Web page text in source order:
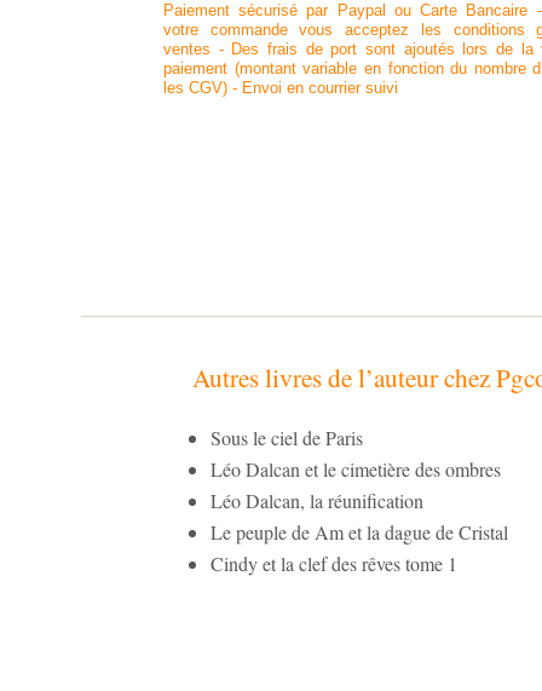
Autres livres de l’auteur chez
Sous le ciel de Paris
Léo Dalcan et le cimetière des ombres
Léo Dalcan, la réunification
Le peuple de Am et la dague de Cristal
Cindy et la clef des rêves tome 1
Paiement sécurisé par Paypal ou Carte Bancaire -
votre commande vous acceptez les conditions
ventes -Des frais de port sont ajoutés lors de la
paiement (montant variable en fonction du nombre
les CGV) - Envoi en courrier suivi